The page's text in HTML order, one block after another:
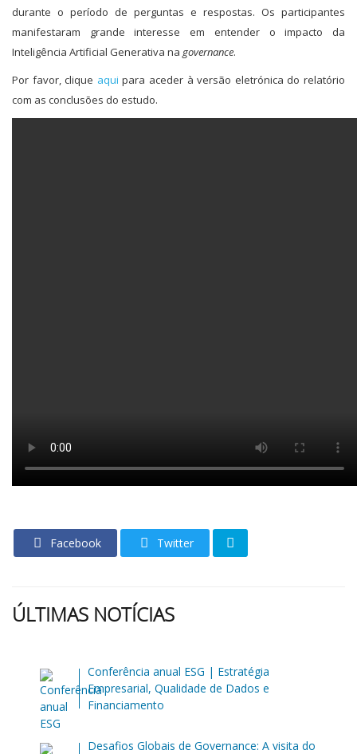
durante o período de perguntas e respostas. Os participantes
manifestaram grande interesse em entender o impacto da
Inteligência Artificial Generativa na governance.
Por favor, clique aqui para aceder à versão eletrónica do relatório
com as conclusões do estudo.
Facebook Twitter
ÚLTIMAS NOTÍCIAS
Conferência anual ESG | Estratégia
Empresarial, Qualidade de Dados e
Financiamento
Desafios Globais de Governance: A visita do